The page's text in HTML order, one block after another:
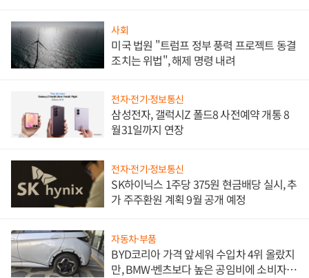
사회
미국 법원 "트럼프 정부 풍력 프로젝트 동결
조치는 위법", 해제 명령 내려
전자·전기·정보통신
삼성전자, 갤럭시Z 폴드8 사전예약 개통 8
월31일까지 연장
전자·전기·정보통신
SK하이닉스 1주당 375원 현금배당 실시, 추
가 주주환원 계획 9월 공개 예정
자동차·부품
BYD코리아 가격 앞세워 수입차 4위 올랐지
만, BMW·벤츠보다 높은 공임비에 소비자